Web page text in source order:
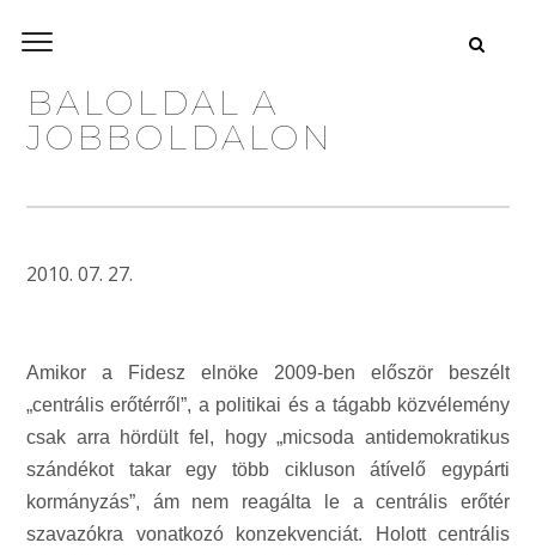
BALOLDAL A
JOBBOLDALON
2010. 07. 27.
Amikor a Fidesz elnöke 2009-ben először beszélt
„centrális erőtérről”, a politikai és a tágabb közvélemény
csak arra hördült fel, hogy „micsoda antidemokratikus
szándékot takar egy több cikluson átívelő egypárti
kormányzás”, ám nem reagálta le a centrális erőtér
szavazókra vonatkozó konzekvenciát. Holott centrális